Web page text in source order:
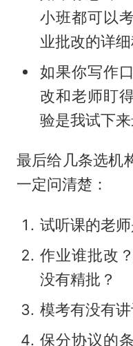
小班都可以
业批改的详
如果你写作
改和老师盯
验是我试下
最后给几条选机
一定问清楚：
试听课的老
作业谁批改
没有精批？
模考有没有
保分协议的